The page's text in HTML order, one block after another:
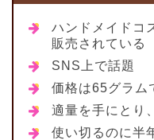
ハンドメイドコ
販売されている
SNS上で話題
価格は65グラム
適量を手にとり
使い切るのに半